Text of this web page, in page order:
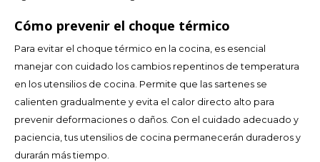
Cómo prevenir el choque térmico
Para evitar el choque térmico en la cocina, es esencial
manejar con cuidado los cambios repentinos de temperatura
en los utensilios de cocina. Permite que las sartenes se
calienten gradualmente y evita el calor directo alto para
prevenir deformaciones o daños. Con el cuidado adecuado y
paciencia, tus utensilios de cocina permanecerán duraderos y
durarán más tiempo.